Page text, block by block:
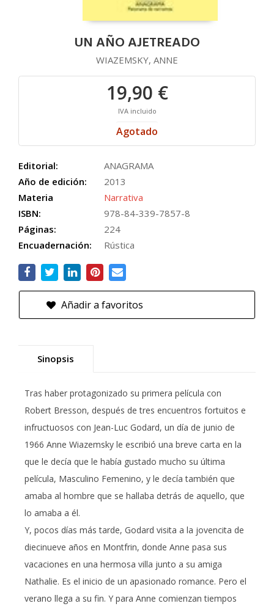
UN AÑO AJETREADO
WIAZEMSKY, ANNE
19,90 €
IVA incluido
Agotado
Editorial:
ANAGRAMA
Año de edición:
2013
Materia
Narrativa
ISBN:
978-84-339-7857-8
Páginas:
224
Encuadernación:
Rústica
Añadir a favoritos
Sinopsis
Tras haber protagonizado su primera película con
Robert Bresson, después de tres encuentros fortuitos e
infructuosos con Jean-Luc Godard, un día de junio de
1966 Anne Wiazemsky le escribió una breve carta en la
que le decía que le había gustado mucho su última
película, Masculino Femenino, y le decía también que
amaba al hombre que se hallaba detrás de aquello, que
lo amaba a él.
Y, pocos días más tarde, Godard visita a la jovencita de
diecinueve años en Montfrin, donde Anne pasa sus
vacaciones en una hermosa villa junto a su amiga
Nathalie. Es el inicio de un apasionado romance. Pero el
verano llega a su fin. Y para Anne comienzan tiempos